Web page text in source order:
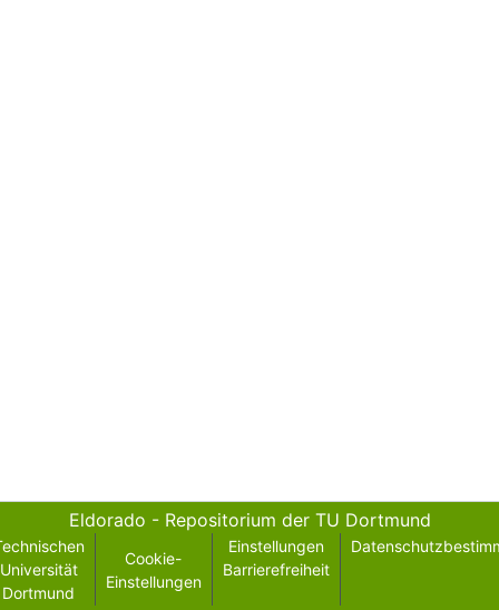
Eldorado - Repositorium der TU Dortmund
Universität
Dortmund
Cookie-
Einstellungen
Einstellungen
Barrierefreiheit